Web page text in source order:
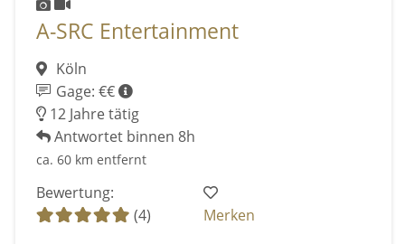
A-SRC Entertainment
Köln
Gage: €€
12 Jahre tätig
Antwortet binnen 8h
ca. 60 km entfernt
Bewertung:
(4)
Merken